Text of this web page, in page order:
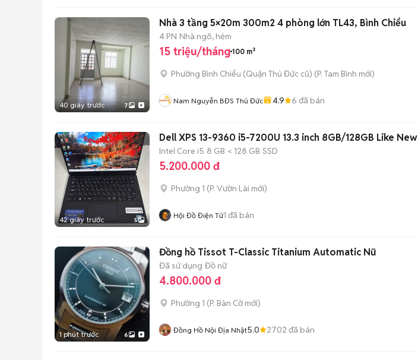
40 giây trước 7
Nhà 3 tầng 5×20m 300m2 4 phòng lớn TL43, Bình Chiểu
4 PN Nhà ngõ, hẻm
15 triệu/tháng 100 m²
Phường Bình Chiểu (Quận Thủ Đức cũ) (P. Tam Bình mới)
Nam Nguyễn BĐS Thủ Đức 4.9 6 đã bán
42 giây trước 5
Dell XPS 13-9360 i5-7200U 13.3 inch 8GB/128GB Like New
Intel Core i5 8 GB < 128 GB SSD
5.200.000 đ
Phường 1 (P. Vườn Lài mới)
Hội Đồ Điện Tử1 đã bán
1 phút trước 6
Đồng hồ Tissot T-Classic Titanium Automatic Nữ
Đã sử dụng Đồ nữ
4.800.000 đ
Phường 1 (P. Bàn Cờmới)
Đồng Hồ Nội Địa Nhật5.0 2702 đã bán